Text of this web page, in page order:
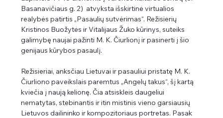
Basanavičiaus g. 2)  atvyksta išskirtinė virtualios
realybės patirtis „Pasaulių sutvėrimas“. Režisierių
Kristinos Buožytės ir Vitalijaus Žuko kūrinys, suteiks
galimybę naujai pažinti M. K. Čiurlionį ir pasinerti į šio
genijaus kūrybos pasaulį.
Režisieriai, anksčiau Lietuvai ir pasauliui pristatę M. K.
Čiurliono paveikslais paremtus „Angelų takus“, šį kartą
kviečia į naują kelionę. Čia atsiskleis daugeliui
nematytas, stebinantis ir itin mistinis vieno garsiausių
Lietuvos dailininko ir kompozitoriaus portretas. Pasak